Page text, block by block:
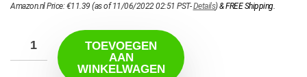
Amazon.nl Price:€11.39 (as of 11/06/2022 02:51 PST-Details)&FREE Shipping.
TOEVOEGEN
AAN
WINKELWAGEN